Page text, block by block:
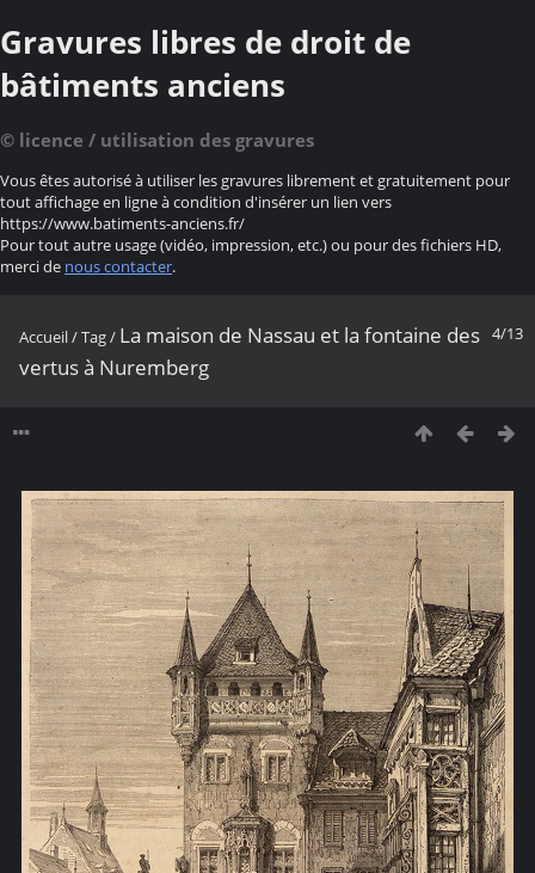
Gravures libres de droit de
bâtiments anciens
© licence / utilisation des gravures
Vous êtes autorisé à utiliser les gravures librement et gratuitement pour
tout affichage en ligne à condition d'insérer un lien vers
https://www.batiments-anciens.fr/
Pour tout autre usage (vidéo, impression, etc.) ou pour des fichiers HD,
merci de nous contacter.
4/13
Accueil/Tag/ La maison de Nassau et la fontaine des
vertus à Nuremberg